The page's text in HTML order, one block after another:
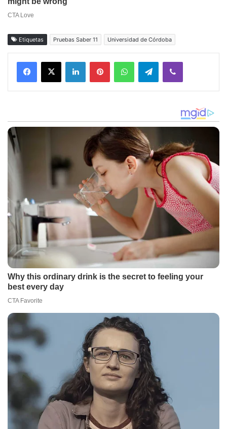
Etiquetas Pruebas Saber 11 Universidad de Córdoba
Facebook
X LinkedInPinterestWhatsAppTelegramViber